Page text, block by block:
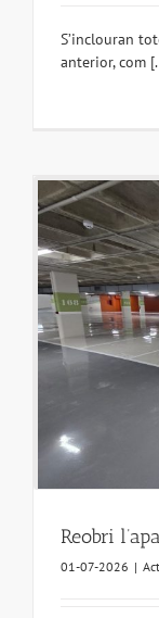
S’inclouran
anterior, com
Reobri
01-07-2026 |